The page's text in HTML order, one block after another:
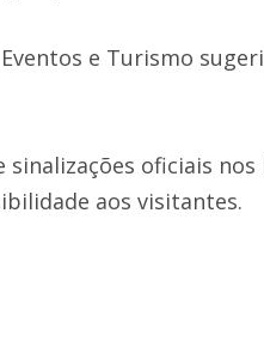
e Turismo
oficiais
aos visitantes.